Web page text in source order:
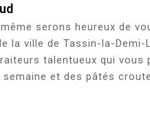
serons heureux de
la ville de Tassin-la-Demi-
talentueux qui vous
et des pâtés